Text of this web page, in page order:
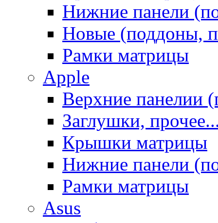
Нижние панели
Новые (поддоны,
Рамки матрицы
Apple
Верхние панелии
Заглушки,
Крышки матрицы
Нижние панели
Рамки матрицы
Asus